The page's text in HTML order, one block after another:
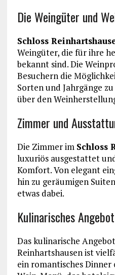
Die Weingüter und
Schloss
Weingüter, die für ihre
bekannt sind. Die
Besuchern die
Sorten und Jahrgänge
über den
Zimmer und
Die Zimmer im Schloss
luxuriös ausgestattet
Komfort. Von elegant
hin zu geräumigen
etwas dabei.
Kulinarisches Angebot
Das kulinarische
Reinhartshausen ist
ein romantisches Dinner